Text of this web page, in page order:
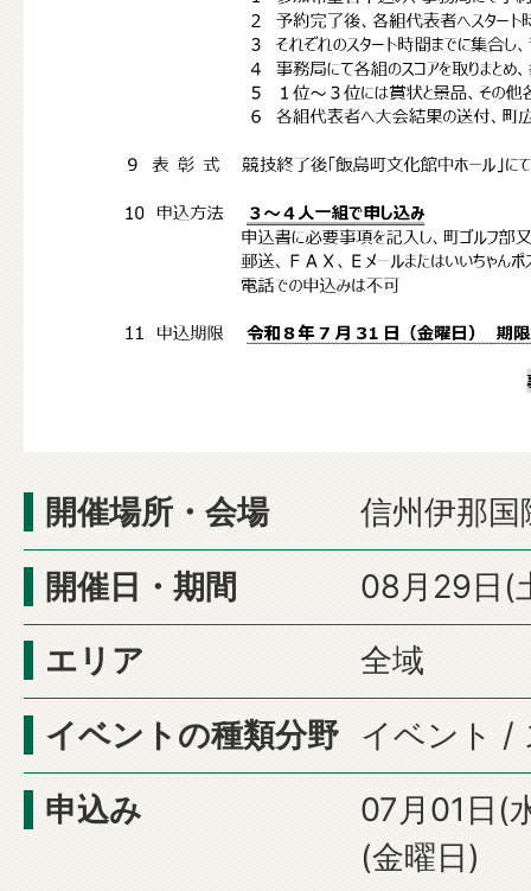
開催場所・会場
信州伊那
開催日・期間
08月29日(
エリア
全域
イベントの種類分野
イベント /
申込み
07月01日(
(金曜日)